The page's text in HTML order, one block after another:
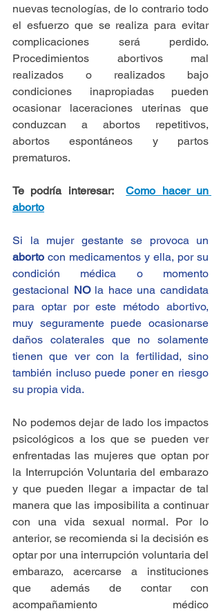
nuevas tecnologías, de lo contrario todo
el esfuerzo que se realiza para evitar
complicaciones será perdido.
Procedimientos abortivos mal
realizados o realizados bajo
condiciones inapropiadas pueden
ocasionar laceraciones uterinas que
conduzcan a abortos repetitivos,
abortos espontáneos y partos
prematuros.
Te podría interesar: Como hacer un
aborto
aborto con medicamentos y ella, por su
condición médica o momento
gestacional NO la hace una candidata
para optar por este método abortivo,
muy seguramente puede ocasionarse
daños colaterales que no solamente
tienen que ver con la fertilidad, sino
también incluso puede poner en riesgo
su propia vida.
No podemos dejar de lado los impactos
psicológicos a los que se pueden ver
enfrentadas las mujeres que optan por
la Interrupción Voluntaria del embarazo
y que pueden llegar a impactar de tal
manera que las imposibilita a continuar
con una vida sexual normal. Por lo
anterior, se recomienda si la decisión es
optar por una interrupción voluntaria del
embarazo, acercarse a instituciones
que además de contar con
acompañamiento médico